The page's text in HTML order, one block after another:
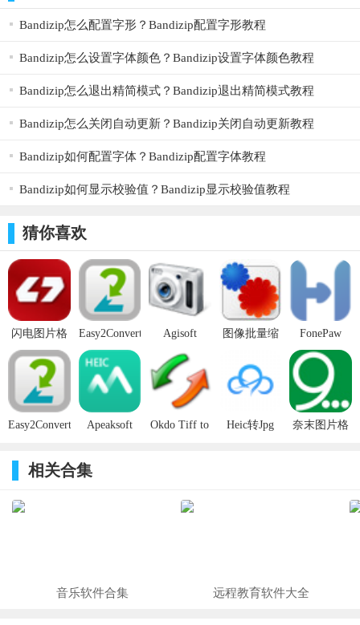
AdobeAcrobat软件，它可以直接将JPG转换为PDF格式。
JPEG图像组合成一个pdf文件。
将每个JPEG图像转换为单独的PDF文件。
丰富的调整选项，支持设置PDF压缩比、页面大小等。
设置文档标题、主题、作者和关键字。
可以直接从Windows资源管理器中拖动图像并快速转换。
得专业的结果。即使你从未处理过图像转换器，在几秒钟内你将
Bandizip怎么配置字形？Bandizip配置字形教程
Bandizip怎么设置字体颜色？Bandizip设置字体颜色教程
Bandizip怎么退出精简模式？Bandizip退出精简模式教程
Bandizip怎么关闭自动更新？Bandizip关闭自动更新教程
Bandizip如何配置字体？Bandizip配置字体教程
Bandizip如何显示校验值？Bandizip显示校验值教程
猜你喜欢
闪电图片格
式转换器
v3.1.2.0官方
版
Easy2Convert
PCD to TIFF
v3.1官方版
Agisoft
v1.0.1官方
图像批量缩
绿色中文版
FonePaw
HEIC
Converter
v1.3.0免费
版
Easy2Convert
官方版
Apeaksoft
v1.0.6免费
Okdo Tiff to
Heic转Jpg
奈末图片格
相关合集
音乐软件合集 远程教育软件大全